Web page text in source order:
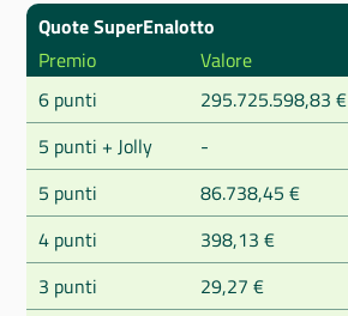
Quote SuperEnalotto
Premio
Valore
6 punti
295.725.598,83 €
5 punti + Jolly
-
5 punti
86.738,45 €
4 punti
398,13 €
3 punti
29,27 €